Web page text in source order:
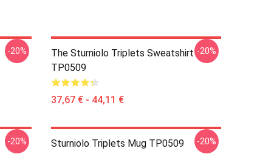
-20%
The Sturniolo Triplets Sweatshirt
TP0509
37,67 € - 44,11 €
-20%
-20% Sturniolo Triplets Mug TP0509 -20%